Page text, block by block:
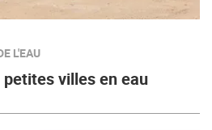
L'EAU
villes en eau